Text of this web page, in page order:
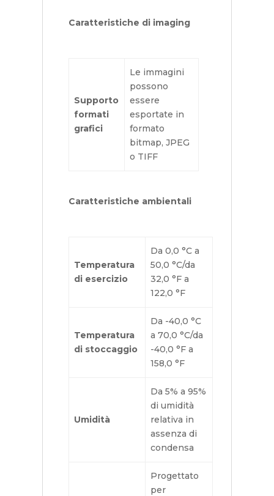
Caratteristiche di imaging
Supporto
formati
grafici
Le immagini
possono
essere
esportate in
formato
bitmap, JPEG
o TIFF
Caratteristiche ambientali
Temperatura
di esercizio
Da 0,0 °C a
50,0 °C/da
32,0 °F a
122,0 °F
Temperatura
di stoccaggio
Da -40,0 °C
a 70,0 °C/da
-40,0 °F a
158,0 °F
Umidità
Da 5% a 95%
di umidità
relativa in
assenza di
condensa
Progettato
per